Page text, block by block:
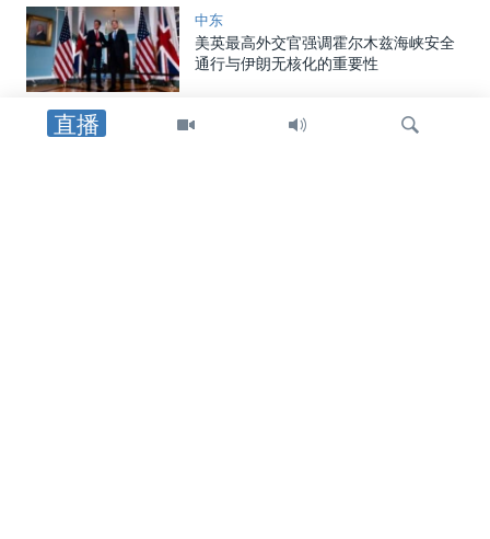
直播
中东
美英最高外交官强调霍尔木兹海峡安全
通行与伊朗无核化的重要性